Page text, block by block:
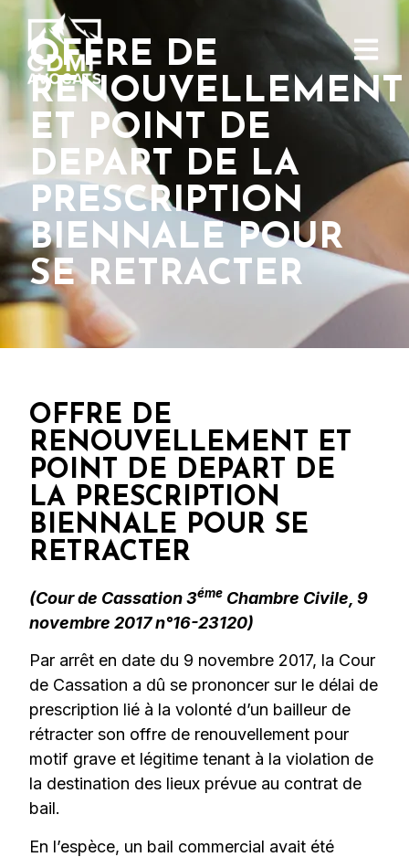
OFFRE DE
RENOUVELLEMENT
ET POINT DE
DEPART DE LA
PRESCRIPTION
BIENNALE POUR
SE RETRACTER
OFFRE DE
RENOUVELLEMENT ET
POINT DE DEPART DE
LA PRESCRIPTION
BIENNALE POUR SE
RETRACTER
(Cour de Cassation 3éme Chambre Civile, 9
novembre 2017 n°16-23120)
Par arrêt en date du 9 novembre 2017, la Cour
de Cassation a dû se prononcer sur le délai de
prescription lié à la volonté d’un bailleur de
rétracter son offre de renouvellement pour
motif grave et légitime tenant à la violation de
la destination des lieux prévue au contrat de
bail.
En l’espèce, un bail commercial avait été